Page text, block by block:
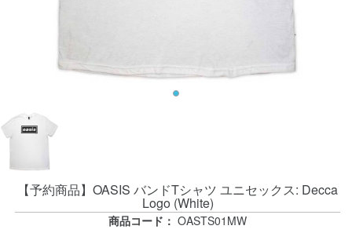
【予約商品】OASIS バンドTシャツ ユニセックス: Decca
Logo (White)
商品コード： OASTS01MW